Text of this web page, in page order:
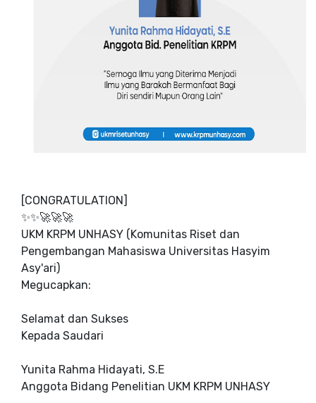
[CONGRATULATION]
✨✨🚀🚀🚀
UKM KRPM UNHASY (Komunitas Riset dan
Pengembangan Mahasiswa Universitas Hasyim
Asy'ari)
Megucapkan:
Selamat dan Sukses
Kepada Saudari
Yunita Rahma Hidayati, S.E
Anggota Bidang Penelitian UKM KRPM UNHASY